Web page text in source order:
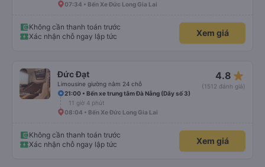
07:34 • Bến Xe Đức Long Gia Lai
Không cần thanh toán trước
Xác nhận chỗ ngay lập tức
Xem giá
Đức Đạt
Limousine giường nằm 24 chỗ
4.8 star_rate
(1512 đánh giá)
21:00 • Bến xe trung tâm Đà Nẵng (Dãy số 3)
11 giờ 4 phút
08:04 • Bến Xe Đức Long Gia Lai
Không cần thanh toán trước
Xác nhận chỗ ngay lập tức
Xem giá